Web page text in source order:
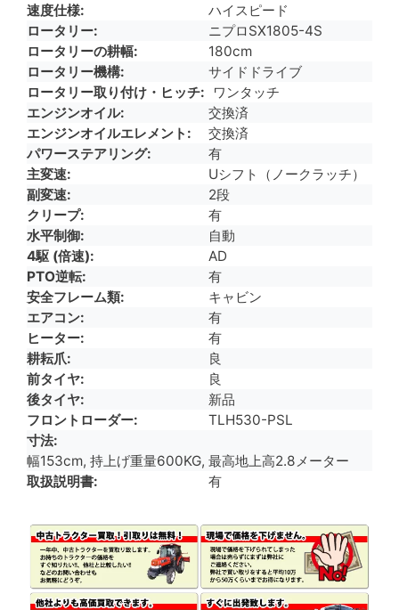
速度仕様
ハイスピード
ロータリー
ニプロSX1805-4S
ロータリーの耕幅
180cm
ロータリー機構
サイドドライブ
ロータリー取り付け・ヒッチ
ワンタッチ
エンジンオイル
交換済
エンジンオイルエレメント
交換済
パワーステアリング
有
主変速
Uシフト（ノークラッチ）
副変速
2段
クリープ
有
水平制御
自動
4駆 (倍速)
AD
PTO逆転
有
安全フレーム類
キャビン
エアコン
有
ヒーター
有
耕耘爪
良
前タイヤ
良
後タイヤ
新品
フロントローダー
TLH530-PSL
寸法
幅153cm, 持上げ重量600KG, 最高地上高2.8メーター
取扱説明書
有